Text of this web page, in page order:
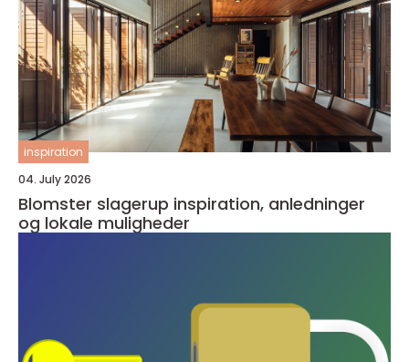
inspiration
04. July 2026
Blomster slagerup inspiration, anledninger
og lokale muligheder